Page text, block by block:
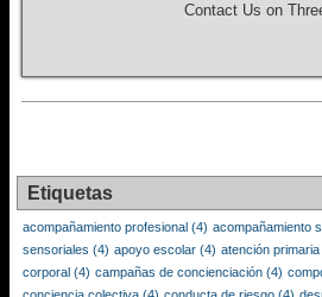
Contact Us on
Etiquetas
acompañamiento profesional (4) acompañamiento
sensoriales (4) apoyo escolar (4) atención primaria
corporal (4) campañas de concienciación (4)